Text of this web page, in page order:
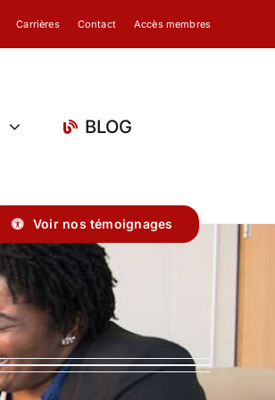
Carrières Contact Accès membres
BLOG
Voir nos témoignages